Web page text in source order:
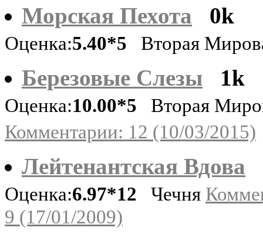
Морская Пехота 0k
Оценка:5.40*5 Вторая
Березовые Слезы 1k
Оценка:10.00*5 Вторая
Комментарии: 12 (10/03/2015)
Лейтенантская Вдова
Оценка:6.97*12 Чечня
9 (17/01/2009)